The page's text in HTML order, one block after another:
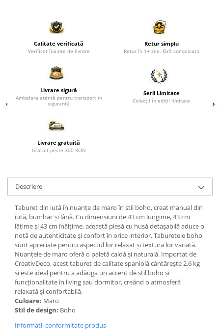
Rafturi de perete
Mobilier bar
Carucior de servire
Paravane de camera
Calitate verificată
Verificat înainte de livrare
Retur simplu
Retur în 14 zile, fără complicații
Livrare sigură
Ambalare atentă pentru transport în
siguranță
Serii Limitate
Colecții în ediții limitate
Livrare gratuită
Gratuit peste 300 RON
Descriere
Taburet din iută în nuanțe de maro în stil boho, creat manual din
iută, bumbac și lână. Cu dimensiuni de 43 cm lungime, 43 cm
lățime și 43 cm înălțime, această piesă cu husă detașabilă aduce o
notă de autenticitate și confort în orice interior. Taburetele boho
sunt apreciate pentru aspectul lor relaxat și textura lor variată.
Nuanțele de maro oferă o paletă caldă și naturală. Importat de
CreativDeco, acest taburet de calitate spaniolă cântărește 2,6 kg
și este ideal pentru a adăuga un accent de stil boho și
funcționalitate în living sau dormitor, creând o atmosferă
relaxată și confortabilă.
Culoare: Maro
Stil de design: Boho
Informatii conformitate produs